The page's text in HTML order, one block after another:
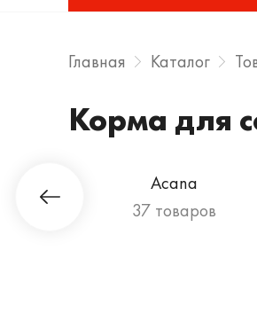
Главная Каталог
Корма для
Acana
37 товаров